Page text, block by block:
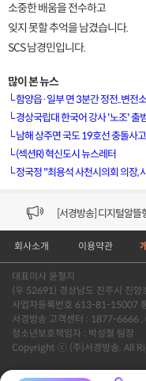
소중한 배움을 전수하고
잊지 못할 추억을 남겼습니다.
SCS 남경민입니다.
많이 본 뉴스
└함양읍·일부 면 3분간 정전..변전
└경상국립대 한국어 강사 '노조' 출
└남해 상주면 국도 19호선 충돌사
└(섹션R) 혁신도시 뉴스레터
└정국정 "최용석 사천시의회 의장,
[서경방송] 일부 채널편
[서경방송] 디지털알뜰
[공지] 개인정보처리
[서경방송] 일부 채널편
[VOD공지] 청춘초이스
[서경방송] 일부 채널편
회사소개 이용약관
대표이사 윤철지
(우 52691) 경상남도 진주시 진
사업자등록번호 613-81-15007
서경방송 고객센터 : 1877-6666
청소년보호책임자 : 박성철 팀장
Copyright ⓒ (주)서경방송. All